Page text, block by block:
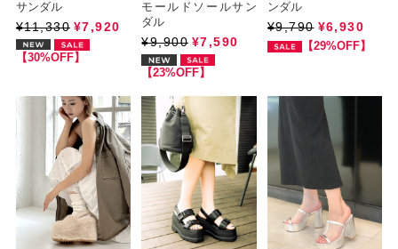
サンダル
¥11,330 ¥7,920
【30%OFF】
モールドソールサン
ダル
¥9,900 ¥7,590
【23%OFF】
ンダル
¥9,790 ¥6,930
【29%OFF】